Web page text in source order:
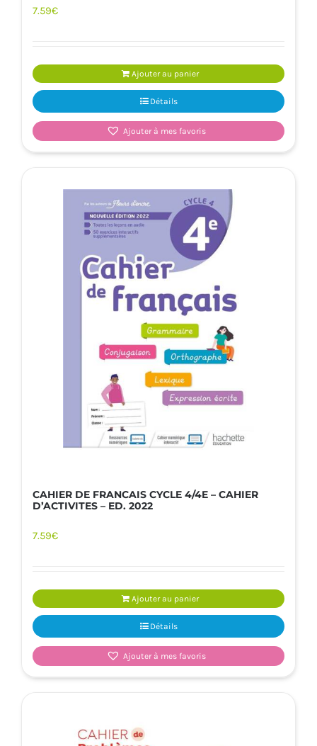
7.59€
Ajouter au panier
Détails
Ajouter à mes favoris
CAHIER DE FRANCAIS CYCLE 4/4E – CAHIER
D’ACTIVITES – ED. 2022
7.59€
Ajouter au panier
Détails
Ajouter à mes favoris